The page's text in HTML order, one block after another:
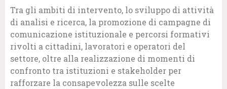
Tra gli ambiti di intervento, lo sviluppo di attività
di analisi e ricerca, la promozione di campagne di
comunicazione istituzionale e percorsi formativi
rivolti a cittadini, lavoratori e operatori del
settore, oltre alla realizzazione di momenti di
confronto tra istituzioni e stakeholder per
rafforzare la consapevolezza sulle scelte